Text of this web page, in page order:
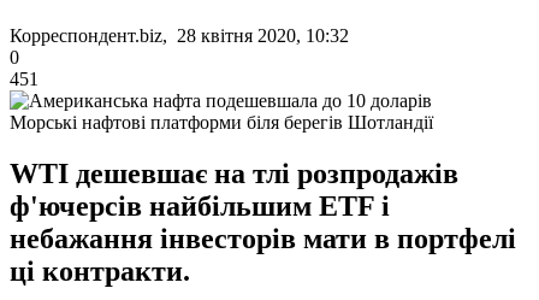
Корреспондент.biz, 28 квітня 2020, 10:32
0
451
Морські нафтові платформи біля берегів Шотландії
WTI дешевшає на тлі розпродажів
ф'ючерсів найбільшим ETF і
небажання інвесторів мати в портфелі
ці контракти.